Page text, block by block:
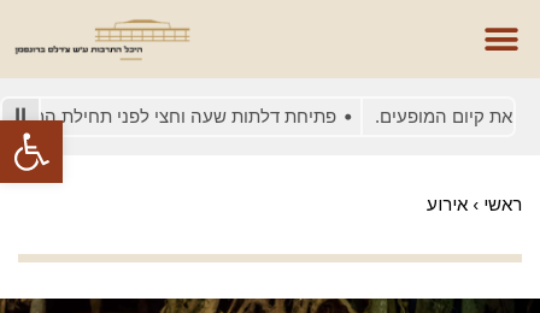
פתח קיום המופעים. פתיחת דלתות שעה וחצי לפני תחילת המופע
ראשי › אירוע